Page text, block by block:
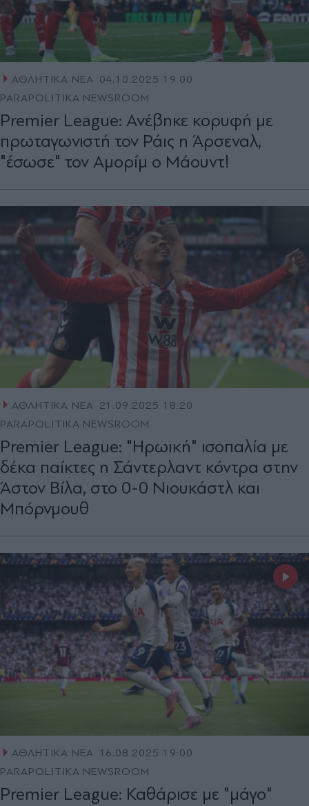
ΑΘΛΗΤΙΚΑ ΝΕΑ 04.10.2025 19:00
PARAPOLITIKA NEWSROOM
Premier League: Ανέβηκε κορυφή με
πρωταγωνιστή τον Ράις η Άρσεναλ,
"έσωσε" τον Αμορίμ ο Μάουντ!
ΑΘΛΗΤΙΚΑ ΝΕΑ 21.09.2025 18:20
PARAPOLITIKA NEWSROOM
Premier League: "Ηρωική" ισοπαλία με
δέκα παίκτες η Σάντερλαντ κόντρα στην
Άστον Βίλα, στο 0-0 Νιουκάστλ και
Μπόρνμουθ
ΑΘΛΗΤΙΚΑ ΝΕΑ 16.08.2025 19:00
PARAPOLITIKA NEWSROOM
Premier League: Καθάρισε με "μάγο"